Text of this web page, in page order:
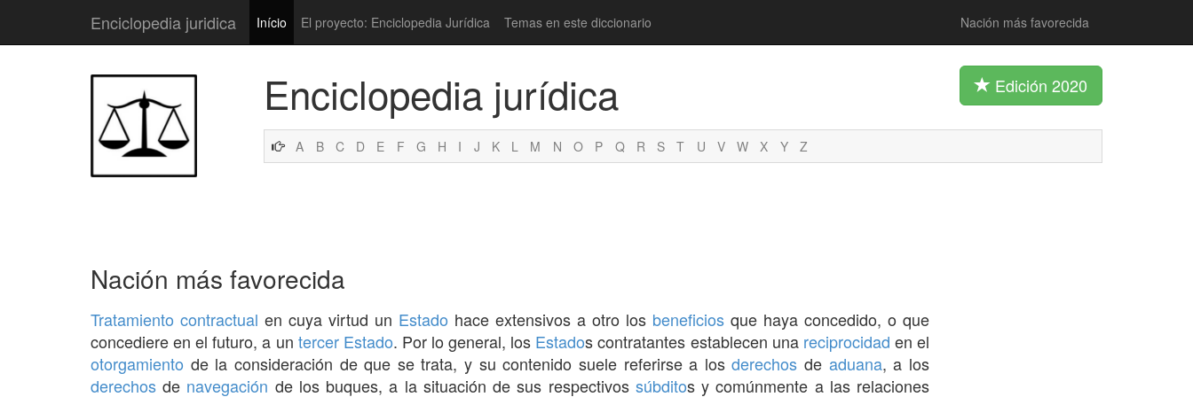
Enciclopedia juridica Início El proyecto: Enciclopedia Jurídica Temas en este diccionario Nación más favorecida
Enciclopedia jurídica Edición 2020
A B C D E F G H I J K L M N O P Q R S T U V W X Y Z
Nación más favorecida
Tratamiento contractual en cuya virtud un Estado hace extensivos a otro los beneficios que haya concedido, o que
concediere en el futuro, a un tercer Estado. Por lo general, los Estados contratantes establecen una reciprocidad en el
otorgamiento de la consideración de que se trata, y su contenido suele referirse a losderechos de aduana, a los
derechos de navegación de los buques, a la situación de sus respectivos súbditos y comúnmente a las relaciones